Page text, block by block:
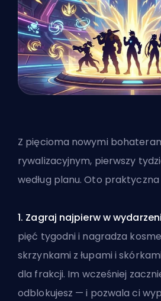
Z pięcioma nowymi
rywalizacyjnym, pierwszy
według planu. Oto praktyczna
1. Zagraj najpierw w
pięć tygodni i nagradza
skrzynkami z łupami i
dla frakcji. Im wcześniej
odblokujesz — i pozwala ci